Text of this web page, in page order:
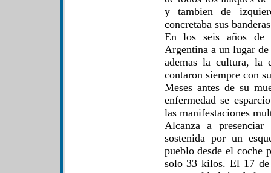
y tambien de
concretaba sus
En los seis años de
Argentina a un lugar
ademas la cultura, la
contaron siempre con
Meses antes de su
enfermedad se
las manifestaciones
Alcanza a
sostenida por un
pueblo desde el coche
solo 33 kilos. El 17 de